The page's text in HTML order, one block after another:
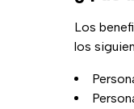
Los
los